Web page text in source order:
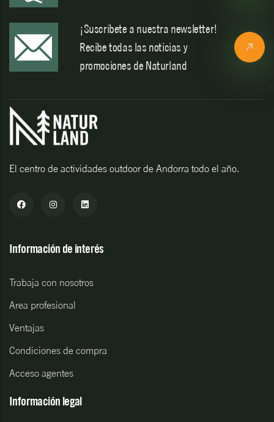
¡Suscríbete a nuestra newsletter!
Recibe todas las noticias y
promociones de Naturland
El centro de actividades outdoor de Andorra todo el año.
Información de interés
Trabaja con nosotros
Area profesional
Ventajas
Condiciones de compra
Acceso agentes
Información legal